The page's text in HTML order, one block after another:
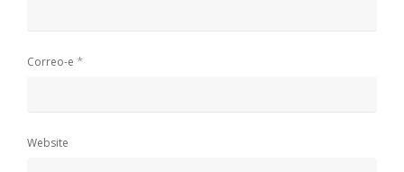
Correo-e *
Website